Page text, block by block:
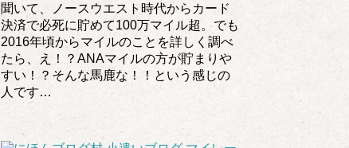
聞いて、ノースウエスト時代からカード
決済で必死に貯めて100万マイル超。でも
2016年頃からマイルのことを詳しく調べ
たら、え！？ANAマイルの方が貯まりや
すい！？そんな馬鹿な！！という感じの
人です…